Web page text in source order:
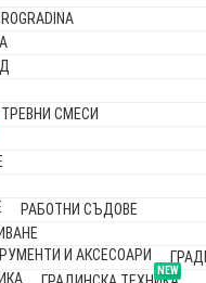
ТРЕВНИ СМЕСИ
РАБОТНИ СЪДОВЕ
NEW